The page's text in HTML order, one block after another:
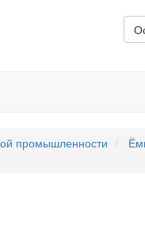
промышленности